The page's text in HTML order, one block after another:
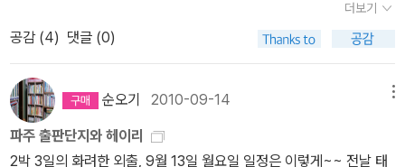
작하거나 배우는 것이 어렵게 여겨지는데 '늦었다고 생각할 때가 가
장 빠른 때'라고 하지 않던가.아이들이이 책을 통해자식 손자의 목소
리라도 듣고 싶어 매일 전화하시는 할아버지나 더 나이 들기 전에 다
양한 것들을 배워보려는 할머니의 열정을헤아릴 수 있기를바란다.- 2
007/8
담았는데, 교복이 참 예쁜데앞모습이 아니라아쉽다. << 펼친 부분 접
3권이 되었다. <왕창세일! 엄마 아빠 팔아요>작가의 말에서 <내 방
귀 실컷 먹어라 뿡야>를 안읽고 중학생이 되면 엉덩이에 뿔난단다.^^
등 1 ,2학년 아이들도 재미있게 볼 수 있을 듯 하다. 오히려 책 내용이
단순하지는 않지만 5,6학년 아이들에게는 다소 아쉬운 분량의 책이
되지 않을까 싶다.세상에서 가장 힘 센 동물, 가장 커다란 동물 등 아
이들은 '가장'이란 말을 붙이면서 놀기를 좋아한다. 그래서인지 이 책
한 권 다 읽게되면 아이들과 학교에서 이야기할 수 있는 풍부한 소재
가 많아질 것 같다.공부 도와주는 비교사전 이안 그레이엄 지음, 오지
더보기
공감 (4) 댓글 (0)
순오기 2010-09-14
파주 출판단지와 헤이리
2박 3일의 화려한 외출, 9월 13일 월요일 일정은 이렇게~~ 전날 태